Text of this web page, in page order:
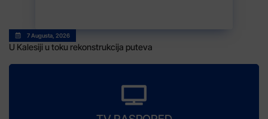
7 Augusta, 2026
U Kalesiji u toku rekonstrukcija puteva